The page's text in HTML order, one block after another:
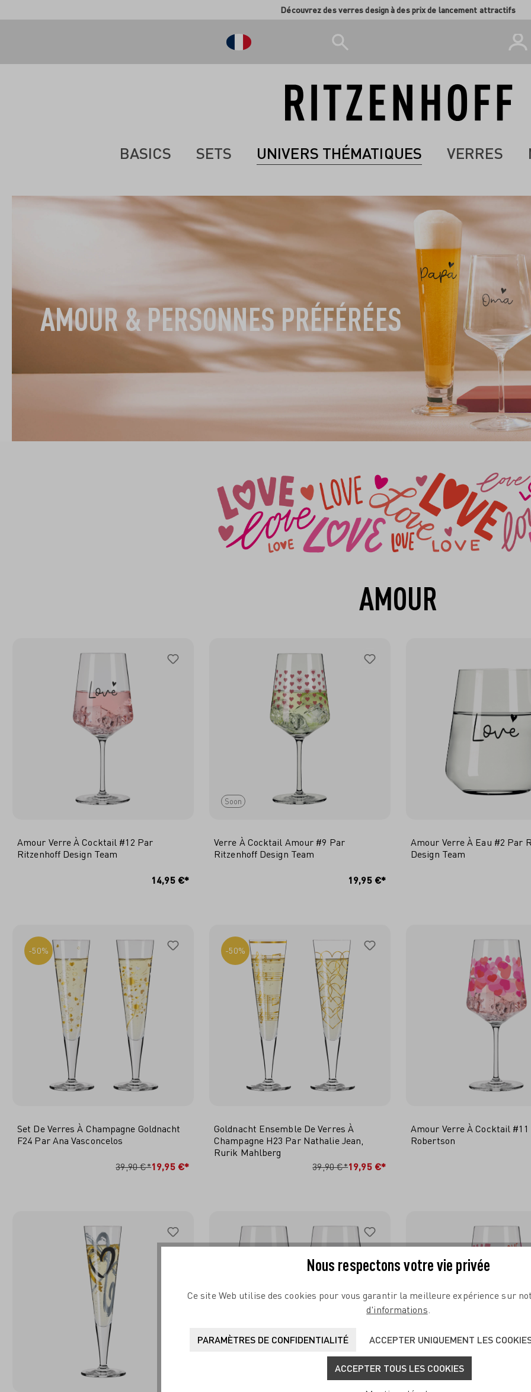
Découvrez des verres design à des prix de lancement attractifs
BASICS SETS UNIVERS THÉMATIQUES VERRES
AMOUR & PERSONNES PRÉFÉRÉES
AMOUR
Amour Verre À Cocktail #12 Par
Ritzenhoff Design Team
14,95 €*
Soon
Verre À Cocktail Amour #9 Par
Ritzenhoff Design Team
19,95 €*
Amour Verre À Eau #2 Par
Design Team
-50%
Set De Verres À Champagne Goldnacht
F24 Par Ana Vasconcelos
39,90 €*19,95 €*
AJOUTER AU PANIER
-50%
Goldnacht Ensemble De Verres À
Champagne H23 Par Nathalie Jean,
Rurik Mahlberg
39,90 €*19,95 €*
Amour Verre À Cocktail
Robertson
Nous respectons votre vie privée
Ce site Web utilise des cookies pour vous garantir la meilleure expérience sur
d'informations
PARAMÈTRES DE CONFIDENTIALITÉ ACCEPTER UNIQUEMENT LES
ACCEPTER TOUS LES COOKIES